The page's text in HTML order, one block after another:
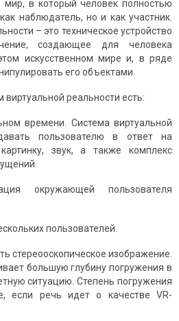
в который человек полностью
наблюдатель, но и как участник.
– это техническое устройство
создающее для человека
искусственном мире и, в ряде
его объектами.
виртуальной реальности есть:
времени. Система виртуальной
пользователю в ответ на
звук, а также комплекс
окружающей пользователя
пользователей.
стереооскопическое изображение.
большую глубину погружения в
ситуацию. Степень погружения
если речь идет о качестве VR-